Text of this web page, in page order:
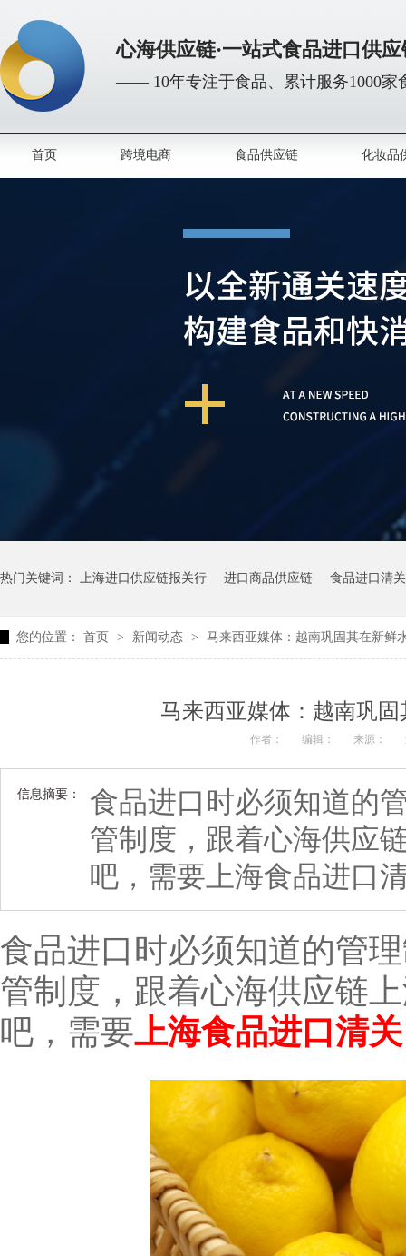
心海供应链·一站式食品进口供
—— 10年专注于食品、累计服务1000
首页 跨境电商 食品供应链 化妆品
热门关键词： 上海进口供应链报关行 进口商品供应链 食品进口清
您的位置： 首页 > 新闻动态 > 马来西亚媒体：越南巩固其在新鲜
马来西亚媒体：越南巩
作者： 编辑： 来源：
信息摘要：
食品进口时必须知道的
管制度，跟着心海供应
吧，需要上海食品进口
食品进口时必须知道的管
管制度，跟着心海供应链
吧，需要上海食品进口清关